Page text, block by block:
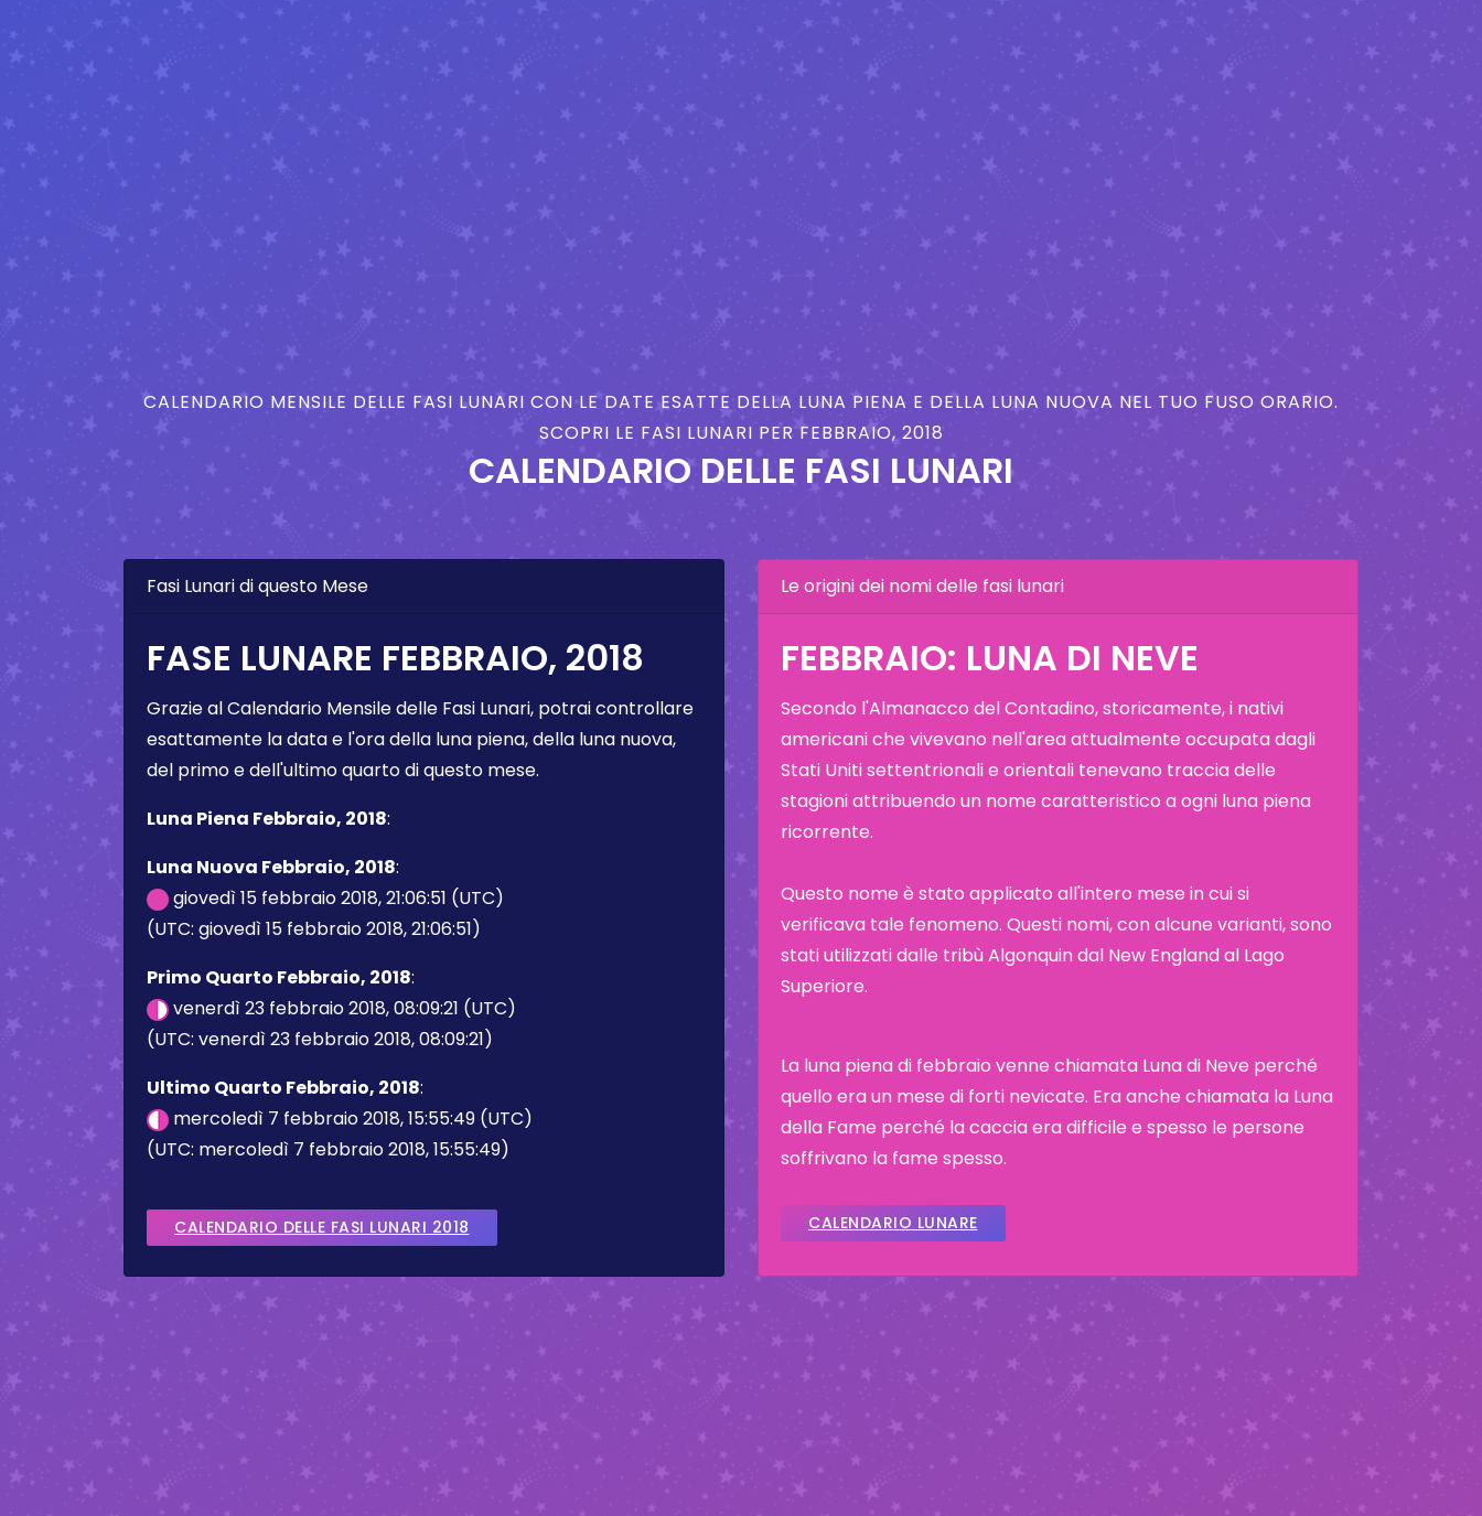
CALENDARIO MENSILE DELLE FASI LUNARI CON LE DATE ESATTE DELLA LUNA PIENA E DELLA LUNA NUOVA NEL TUO FUSO ORARIO.
SCOPRI LE FASI LUNARI PER FEBBRAIO, 2018
CALENDARIO DELLE FASI LUNARI
Fasi Lunari di questo Mese
FASE LUNARE FEBBRAIO, 2018
Grazie al Calendario Mensile delle Fasi Lunari, potrai controllare
esattamente la data e l'ora della luna piena, della luna nuova,
del primo e dell'ultimo quarto di questo mese.
Luna Piena Febbraio, 2018:
Luna Nuova Febbraio, 2018:
giovedì 15 febbraio 2018, 21:06:51 (UTC)
(UTC: giovedì 15 febbraio 2018, 21:06:51)
Primo Quarto Febbraio, 2018:
venerdì 23 febbraio 2018, 08:09:21 (UTC)
(UTC: venerdì 23 febbraio 2018, 08:09:21)
Ultimo Quarto Febbraio, 2018:
mercoledì 7 febbraio 2018, 15:55:49 (UTC)
(UTC: mercoledì 7 febbraio 2018, 15:55:49)
CALENDARIO DELLE FASI LUNARI 2018
Le origini dei nomi delle fasi lunari
FEBBRAIO: LUNA DI NEVE
Secondo l'Almanacco del Contadino, storicamente, i nativi
americani che vivevano nell'area attualmente occupata dagli
Stati Uniti settentrionali e orientali tenevano traccia delle
stagioni attribuendo un nome caratteristico a ogni luna piena
ricorrente.
Questo nome è stato applicato all'intero mese in cui si
verificava tale fenomeno. Questi nomi, con alcune varianti, sono
stati utilizzati dalle tribù Algonquin dal New England al Lago
Superiore.
La luna piena di febbraio venne chiamata Luna di Neve perché
quello era un mese di forti nevicate. Era anche chiamata la Luna
della Fame perché la caccia era difficile e spesso le persone
soffrivano la fame spesso.
CALENDARIO LUNARE